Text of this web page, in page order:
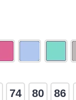
74 80 86